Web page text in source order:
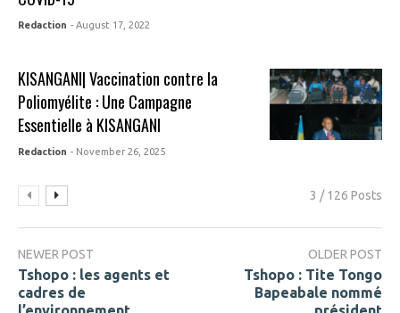
Redaction - August 17, 2022
KISANGANI| Vaccination contre la
Poliomyélite : Une Campagne
Essentielle à KISANGANI
Redaction - November 26, 2025
3 / 126 Posts
NEWER POST
Tshopo : les agents et
cadres de
OLDER POST
Tshopo : Tite Tongo
Bapeabale nommé